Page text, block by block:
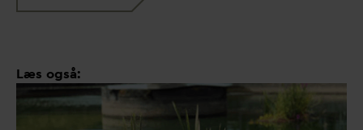
Læs også: